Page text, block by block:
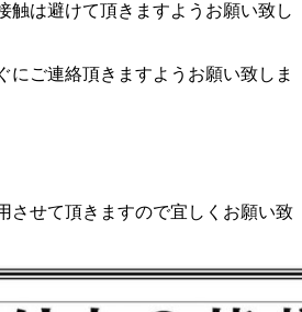
触は避けて頂きますようお願い致し
にご連絡頂きますようお願い致しま
させて頂きますので宜しくお願い致